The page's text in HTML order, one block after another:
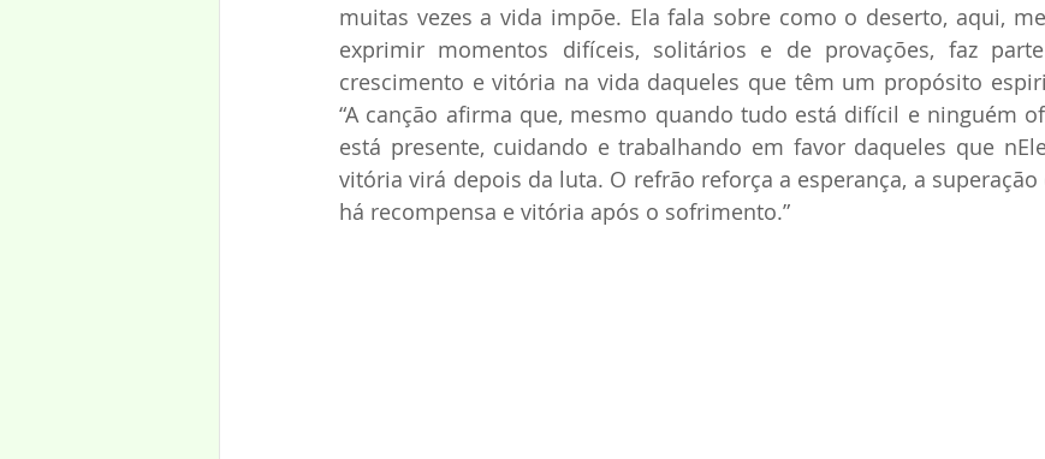
muitas vezes a vida impõe. Ela fala sobre como o deserto, aqui,
exprimir momentos difíceis, solitários e de provações, faz
crescimento e vitória na vida daqueles que têm um propósito
“A canção afirma que, mesmo quando tudo está difícil e ninguém
está presente, cuidando e trabalhando em favor daqueles que
vitória virá depois da luta. O refrão reforça a esperança, a superação
há recompensa e vitória após o sofrimento.”